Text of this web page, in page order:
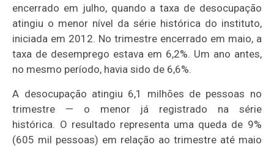
encerrado em julho, quando a taxa de desocupação
atingiu o menor nível da série histórica do instituto,
iniciada em 2012. No trimestre encerrado em maio, a
taxa de desemprego estava em 6,2%. Um ano antes,
no mesmo período, havia sido de 6,6%.
A desocupação atingiu 6,1 milhões de pessoas no
trimestre — o menor já registrado na série
histórica. O resultado representa uma queda de 9%
(605 mil pessoas) em relação ao trimestre até maio